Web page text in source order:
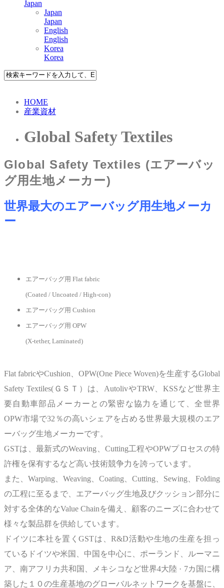
Japan
Japan
Japan
English
English
Korea
Korea
HOME
産業資材
Global Safety Textiles
Global Safety Textiles (エアーバッ
グ用生地メーカー)
世界最大のエアーバッグ用生地メーカ
ー
エアーバッグ用 Flat fabric
(Coated / Uncoated / High-con)
エアーバッグ用 Cushion
エアーバッグ用 OPW
(X-tether, Laminated)
Flat fabricやCushion、OPW(One Piece Woven)を生産するGlobal
Safety Textiles(ＧＳＴ）は、AutolivやTRW、KSSなど世界主
要自動車部品メーカーとの緊密な協力を通じて、全世界
OPW市場で32％の高いシェアを占める世界最大規模のエア
ーバッグ生地メーカーです。
GSTは、最新式のWeaving、Cutting工程やOPWプロセスの特
許権を保有するなど高い技術競争力を誇っています。
また、Warping、Weaving、Coating、Cutting、Sewing、Folding
の工程に至るまで、エアーバッグ生地及びクッション部分に
対する全体的なValue Chainを備え、顧客のニーズに合わせて
様々な製品群を供給しています。
ドイツに本社を置くGSTは、R&D活動や生地の生産を担っ
ているドイツや米国、中国を中心に、ポーランド、ルーマニ
ア、南アフリカ共和国、メキシコなど世界4大陸 · 7カ国に構
築した１０の生産基地のグローバルネットワークを基盤に、